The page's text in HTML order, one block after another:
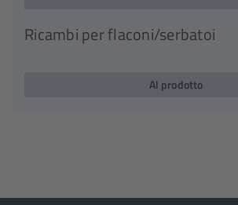
Ricambi per flaconi/serbatoi
Al prodotto